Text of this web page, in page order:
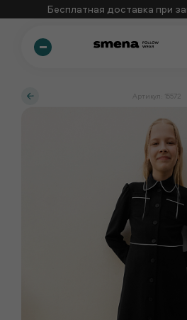
Бесплатная доставка при
Артикул: 15572